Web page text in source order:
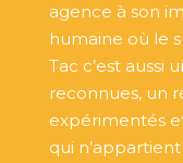
agence à son
humaine où le
Tac c’est aussi
reconnues, un
expérimentés
qui